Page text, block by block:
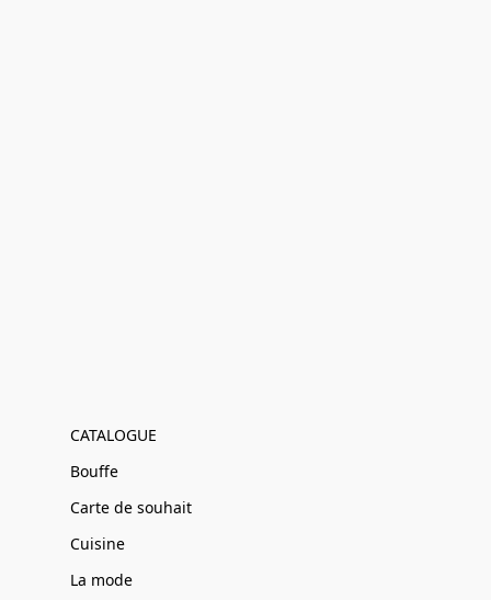
CATALOGUE
Bouffe
Carte de souhait
Cuisine
La mode